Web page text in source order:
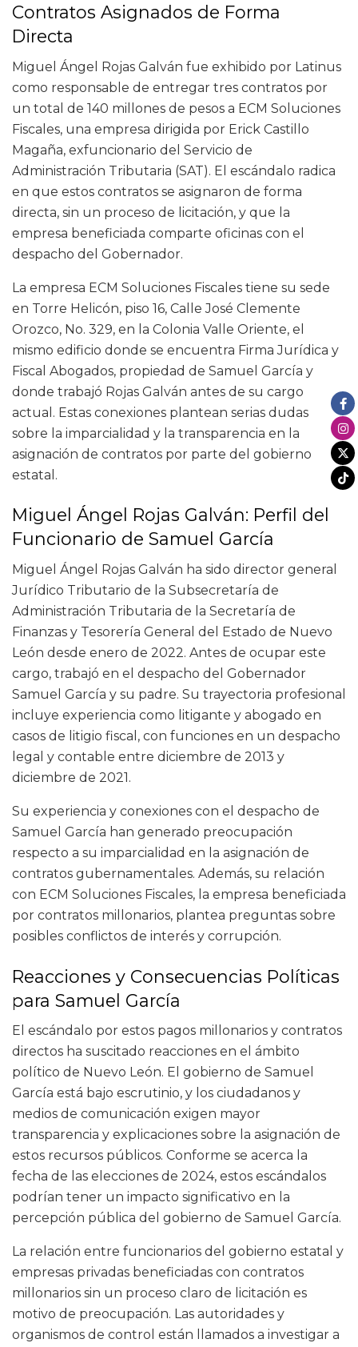
Contratos Asignados de Forma
Directa
Miguel Ángel Rojas Galván fue exhibido por Latinus
como responsable de entregar tres contratos por
un total de 140 millones de pesos a ECM Soluciones
Fiscales, una empresa dirigida por Erick Castillo
Magaña, exfuncionario del Servicio de
Administración Tributaria (SAT). El escándalo radica
en que estos contratos se asignaron de forma
directa, sin un proceso de licitación, y que la
empresa beneficiada comparte oficinas con el
despacho del Gobernador.
La empresa ECM Soluciones Fiscales tiene su sede
en Torre Helicón, piso 16, Calle José Clemente
Orozco, No. 329, en la Colonia Valle Oriente, el
mismo edificio donde se encuentra Firma Jurídica y
Fiscal Abogados, propiedad de Samuel García y
donde trabajó Rojas Galván antes de su cargo
actual. Estas conexiones plantean serias dudas
sobre la imparcialidad y la transparencia en la
asignación de contratos por parte del gobierno
estatal.
Miguel Ángel Rojas Galván: Perfil del
Funcionario de Samuel García
Miguel Ángel Rojas Galván ha sido director general
Jurídico Tributario de la Subsecretaría de
Administración Tributaria de la Secretaría de
Finanzas y Tesorería General del Estado de Nuevo
León desde enero de 2022. Antes de ocupar este
cargo, trabajó en el despacho del Gobernador
Samuel García y su padre. Su trayectoria profesional
incluye experiencia como litigante y abogado en
casos de litigio fiscal, con funciones en un despacho
legal y contable entre diciembre de 2013 y
diciembre de 2021.
Su experiencia y conexiones con el despacho de
Samuel García han generado preocupación
respecto a su imparcialidad en la asignación de
contratos gubernamentales. Además, su relación
con ECM Soluciones Fiscales, la empresa beneficiada
por contratos millonarios, plantea preguntas sobre
posibles conflictos de interés y corrupción.
Reacciones y Consecuencias Políticas
para Samuel García
El escándalo por estos pagos millonarios y contratos
directos ha suscitado reacciones en el ámbito
político de Nuevo León. El gobierno de Samuel
García está bajo escrutinio, y los ciudadanos y
medios de comunicación exigen mayor
transparencia y explicaciones sobre la asignación de
estos recursos públicos. Conforme se acerca la
fecha de las elecciones de 2024, estos escándalos
podrían tener un impacto significativo en la
percepción pública del gobierno de Samuel García.
La relación entre funcionarios del gobierno estatal y
empresas privadas beneficiadas con contratos
millonarios sin un proceso claro de licitación es
motivo de preocupación. Las autoridades y
organismos de control están llamados a investigar a